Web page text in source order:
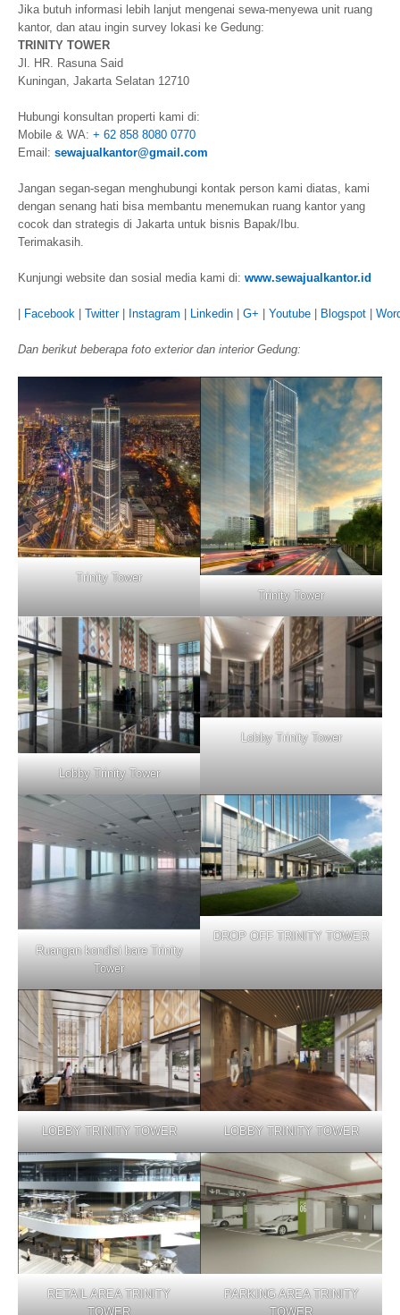
Jika butuh informasi lebih lanjut mengenai sewa-menyewa unit ruang
kantor, dan atau ingin survey lokasi ke Gedung:
TRINITY TOWER
Jl. HR. Rasuna Said
Kuningan, Jakarta Selatan 12710
Hubungi konsultan properti kami di:
Mobile & WA: + 62 858 8080 0770
Email: sewajualkantor@gmail.com
Jangan segan-segan menghubungi kontak person kami diatas, kami
dengan senang hati bisa membantu menemukan ruang kantor yang
cocok dan strategis di Jakarta untuk bisnis Bapak/Ibu.
Terimakasih.
Kunjungi website dan sosial media kami di: www.sewajualkantor.id
Facebook Twitter| Instagram Linkedin G+ Youtube Blogspot
Dan berikut beberapa foto exterior dan interior Gedung:
Trinity Tower
Trinity Tower
Lobby Trinity Tower
Lobby Trinity Tower
Ruangan kondisi bare Trinity
Tower
DROP OFF TRINITY TOWER
LOBBY TRINITY TOWER LOBBY TRINITY TOWER
RETAIL AREA TRINITY
TOWER
PARKING AREA TRINITY
TOWER